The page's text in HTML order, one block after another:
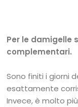
Per le damigelle
complementari.
Sono finiti i giorni
esattamente
Invece, è molto